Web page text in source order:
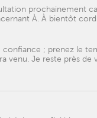
prochainement
À. À bientôt
; prenez le
Je reste près de